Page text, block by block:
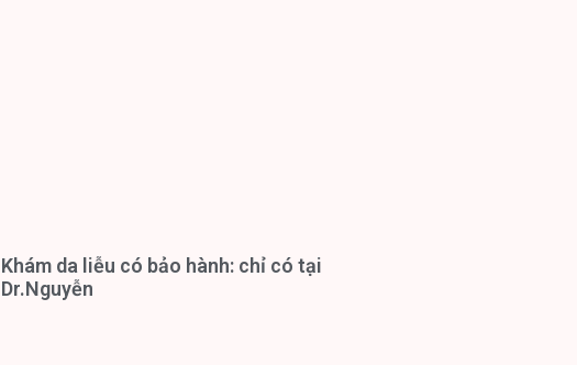
Khám da liễu có bảo hành: chỉ có tại
Dr.Nguyễn